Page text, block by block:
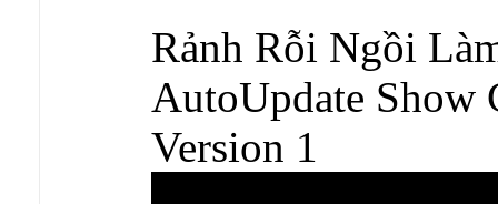
Rảnh Rỗi Ngồi
AutoUpdate
Version 1